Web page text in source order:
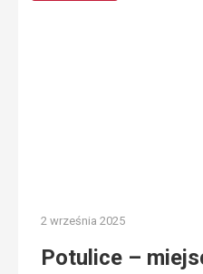
2 września 2025
Potulice –